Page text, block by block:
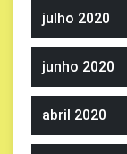
julho 2020
junho 2020
abril 2020